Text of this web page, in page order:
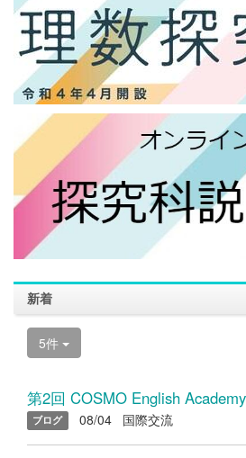
新着
5件
第2回 COSMO English
ブログ 08/04 国際交流